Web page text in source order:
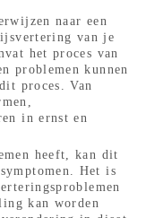
naar een
van je
het proces van
problemen kunnen
proces. Van
in ernst en
heeft, kan dit
Het is
kan worden